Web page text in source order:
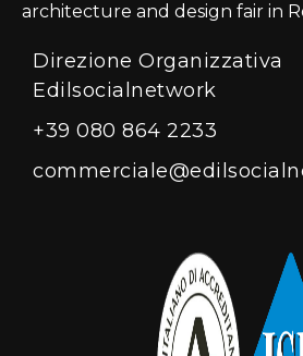
architecture and design fair in
Direzione Organizzativa
Edilsocialnetwork
+39 080 864 2233